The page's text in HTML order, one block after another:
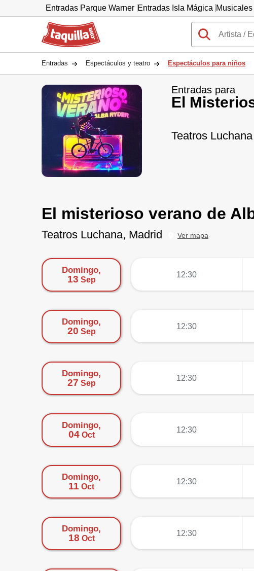
Entradas Parque Warner Entradas Isla Mágica Musicales
Taquilla.com
Entradas Espectáculos y teatro Espectáculos para niños
Entradas para
El
Teatros
El misterioso verano de
Teatros Luchana, Madrid Ver mapa
Domingo,
13 Sep
12:30
Domingo,
20 Sep
12:30
Domingo,
27 Sep
12:30
Domingo,
04Oct
12:30
Domingo,
11 Oct
12:30
Domingo,
18 Oct
12:30